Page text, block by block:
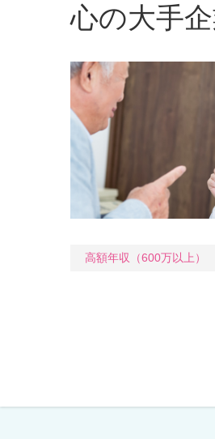
心の大手
高額年収（600万以上）